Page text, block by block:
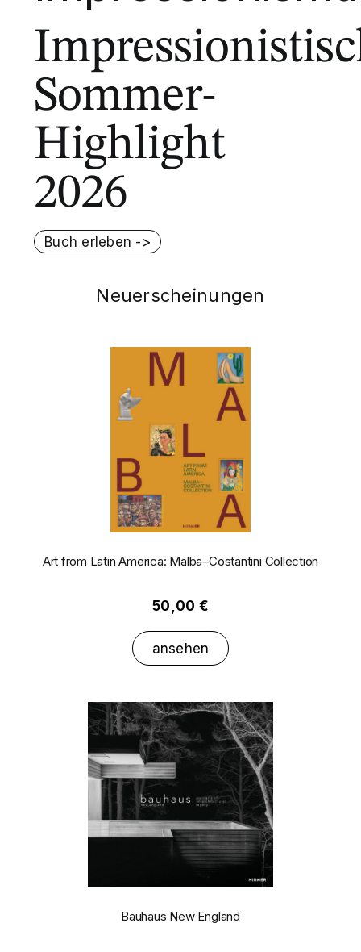
Sommer-
Highlight
2026
Buch erleben ->
Neuerscheinungen
Art from Latin America: Malba–Costantini Collection
50,00 €
ansehen
Bauhaus New England